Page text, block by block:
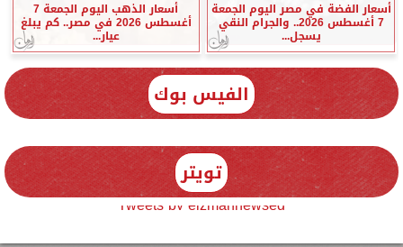
أسعار الفضة في مصر اليوم الجمعة
7 أغسطس 2026.. والجرام النقي
يسجل...
أسعار الذهب اليوم الجمعة 7
أغسطس 2026 في مصر.. كم يبلغ
عيار...
الفيس بوك
تويتر
Tweets by elzmannewseg